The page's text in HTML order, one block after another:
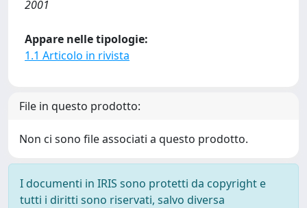
2001
Appare nelle tipologie:
1.1 Articolo in rivista
File in questo prodotto:
Non ci sono file associati a questo prodotto.
I documenti in IRIS sono protetti da copyright e
tutti i diritti sono riservati, salvo diversa